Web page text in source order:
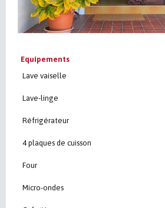
Equipements
Lave vaiselle
Lave-linge
Réfrigérateur
4 plaques de cuisson
Four
Micro-ondes